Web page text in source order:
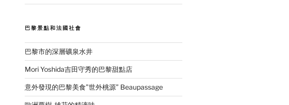
巴黎景點和法國社會
巴黎市的深層礦泉水井
Mori Yoshida吉田守秀的巴黎甜點店
意外發現的巴黎美食”世外桃源” Beaupassage